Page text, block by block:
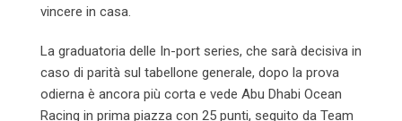
vincere in casa.
La graduatoria delle In-port series, che sarà decisiva in
caso di parità sul tabellone generale, dopo la prova
odierna è ancora più corta e vede Abu Dhabi Ocean
Racing in prima piazza con 25 punti, seguito da Team